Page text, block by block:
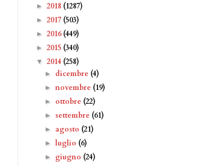
► 2018 (1287)
► 2017 (503)
► 2016(449)
► 2015 (340)
▼ 2014 (258)
► dicembre (4)
►novembre (19)
► ottobre (22)
► settembre (61)
► agosto (21)
►luglio (6)
► giugno (24)